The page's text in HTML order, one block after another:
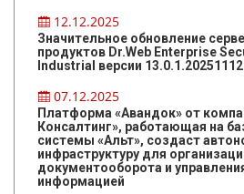
12.12.2025
Значительное обновление
продуктов Dr.Web Enterprise
Industrial версии
07.12.2025
Платформа «Авандок» от
Консалтинг», работающая на
системы «Альт», создаст
инфраструктуру для
документооборота и
информацией